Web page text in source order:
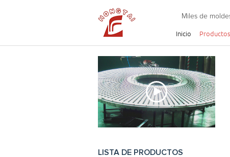
Miles de
Inicio Productos
LISTA DE PRODUCTOS